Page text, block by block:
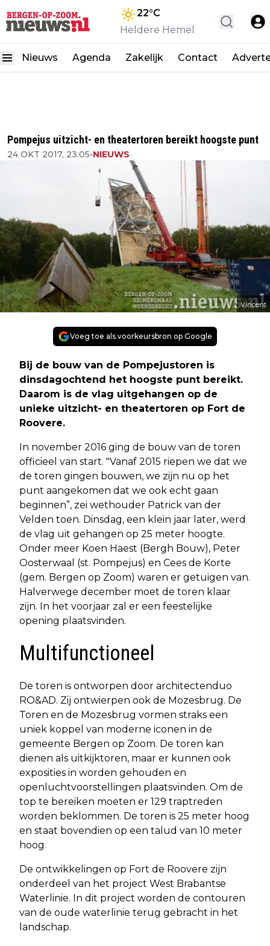
22°C
Heldere Hemel
Nieuws Agenda Zakelijk Contact
Pompejus uitzicht- en theatertoren bereikt hoogste punt
24 OKT 2017, 23:05•NIEUWS
Vincent
Voeg toe als voorkeursbron op Google
Bij de bouw van de Pompejustoren is
dinsdagochtend het hoogste punt bereikt.
Daarom is de vlag uitgehangen op de
unieke uitzicht- en theatertoren op Fort de
Roovere.
In november 2016 ging de bouw van de toren
officieel van start. "Vanaf 2015 riepen we dat we
de toren gingen bouwen, we zijn nu op het
punt aangekomen dat we ook echt gaan
beginnen”, zei wethouder Patrick van der
Velden toen. Dinsdag, een klein jaar later, werd
de vlag uit gehangen op 25 meter hoogte.
Onder meer Koen Haest (Bergh Bouw), Peter
Oosterwaal (st. Pompejus) en Cees de Korte
(gem. Bergen op Zoom) waren er getuigen van.
Halverwege december moet de toren klaar
zijn. In het voorjaar zal er een feestelijke
opening plaatsvinden.
Multifunctioneel
De toren is ontworpen door architectenduo
RO&AD. Zij ontwierpen ook de Mozesbrug. De
Toren en de Mozesbrug vormen straks een
uniek koppel van moderne iconen in de
gemeente Bergen op Zoom. De toren kan
dienen als uitkijktoren, maar er kunnen ook
exposities in worden gehouden en
openluchtvoorstellingen plaatsvinden. Om de
top te bereiken moeten er 129 traptreden
worden beklommen. De toren is 25 meter hoog
en staat bovendien op een talud van 10 meter
hoog.
De ontwikkelingen op Fort de Roovere zijn
onderdeel van het project West Brabantse
Waterlinie. In dit project worden de contouren
van de oude waterlinie terug gebracht in het
landschap.